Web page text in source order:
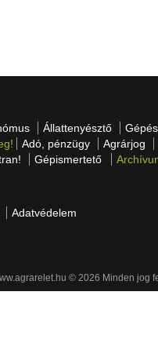
Állattenyésztő
Adó, pénzügy
Agrárjog
Gépismertető
Adatvédelem
© 2026 Minden jog